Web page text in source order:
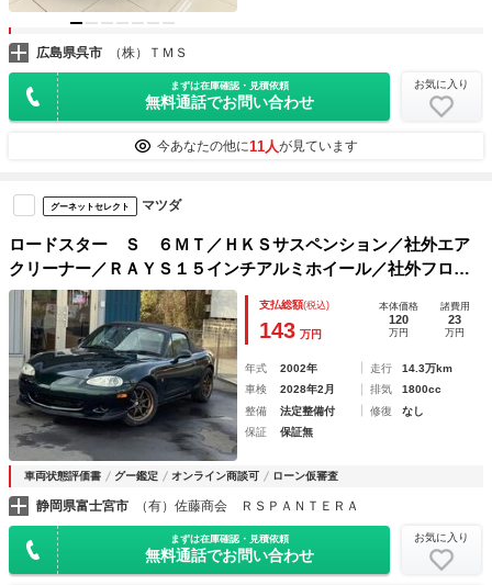
広島県呉市 （株）ＴＭＳ
まずは在庫確認・見積依頼
無料通話でお問い合わせ
お気に入り
今あなたの他に11人が見ています
グーネットセレクト マツダ
ロードスター Ｓ ６ＭＴ／ＨＫＳサスペンション／社外エア
クリーナー／ＲＡＹＳ１５インチアルミホイール／社外フロン
トリップ／ＢＯＳＥスピーカー／ＥＴＣ／カロッツェリア／パ
ワーウインドウ
支払総額(税込)
143 万円
本体価格
120
万円
諸費用
23
万円
年式 2002年 走行
14.3万km
車検
2028年2月 排気
1800cc
整備
法定整備付 修復
なし
保証
保証無
車両状態評価書 グー鑑定 オンライン商談可 ローン仮審査
静岡県富士宮市 （有）佐藤商会 ＲＳＰＡＮＴＥＲＡ
まずは在庫確認・見積依頼
無料通話でお問い合わせ
お気に入り